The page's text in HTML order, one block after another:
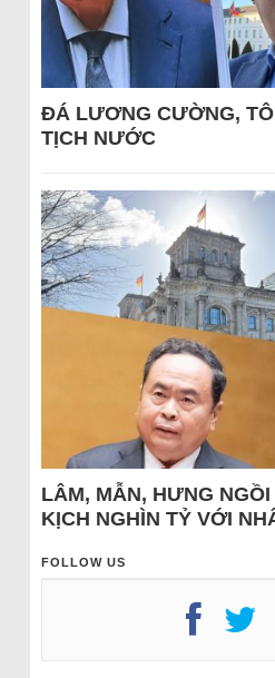
ĐÁ LƯƠNG CƯỜNG,
TỊCH NƯỚC
LÂM, MẪN, HƯNG
KỊCH NGHÌN TỶ VỚI
FOLLOW US